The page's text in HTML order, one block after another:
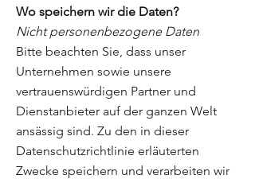
Wo speichern wir die Daten?
Nicht personenbezogene Daten
Bitte beachten Sie, dass unser
Unternehmen sowie unsere
vertrauenswürdigen Partner und
Dienstanbieter auf der ganzen Welt
ansässig sind. Zu den in dieser
Datenschutzrichtlinie erläuterten
Zwecke speichern und verarbeiten wir